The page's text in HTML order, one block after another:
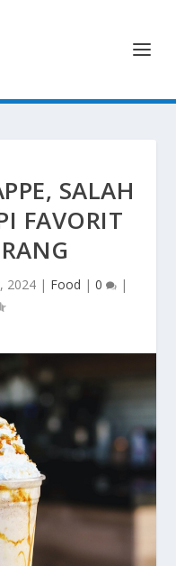
SALAH
FAVORIT
2024 | Food | 0 |